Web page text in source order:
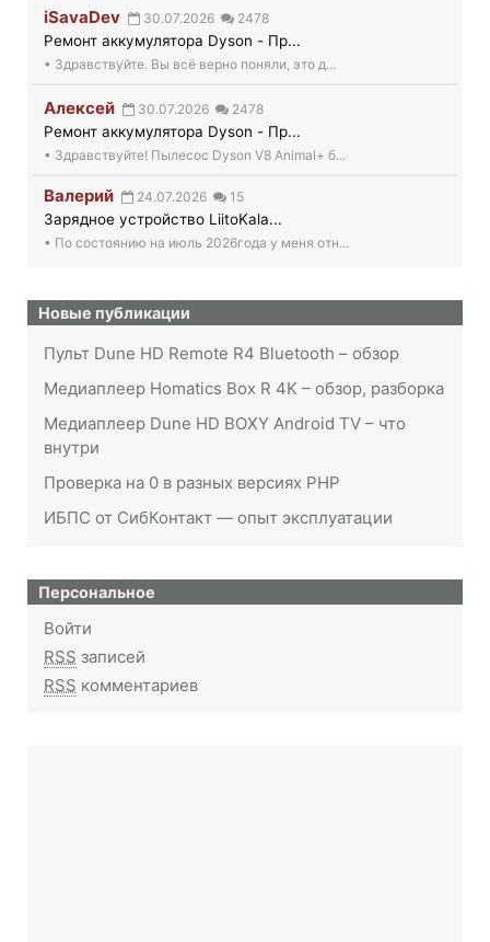
iSavaDev 30.07.2026 2478
Ремонт аккумулятора Dyson - Пр...
• Здравствуйте. Вы всё верно поняли, это д...
Алексей 30.07.2026 2478
Ремонт аккумулятора Dyson - Пр...
• Здравствуйте! Пылесос Dyson V8 Animal+ б...
Валерий 24.07.2026 15
Зарядное устройство LiitoKala...
• По состоянию на июль 2026года у меня отн...
Новые публикации
Пульт Dune HD Remote R4 Bluetooth – обзор
Медиаплеер Homatics Box R 4K – обзор, разборка
Медиаплеер Dune HD BOXY Android TV – что
внутри
Проверка на 0 в разных версиях PHP
ИБПС от СибКонтакт — опыт эксплуатации
Персональное
Войти
RSS записей
RSS комментариев